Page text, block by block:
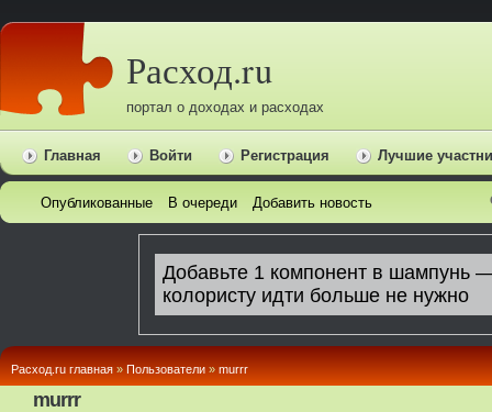
Расход.ru
портал о доходах и расходах
Главная Войти Регистрация Лучшие
Опубликованные В очереди Добавить новость
Расход.ru главная » Пользователи » murrr
murrr